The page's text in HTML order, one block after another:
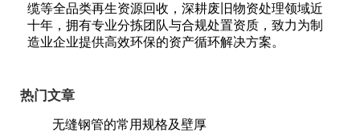
缆等全品类再生资源回收，深耕废旧物资处理领域近
十年，拥有专业分拣团队与合规处置资质，致力为制
造业企业提供高效环保的资产循环解决方案。
热门文章
无缝钢管的常用规格及壁厚